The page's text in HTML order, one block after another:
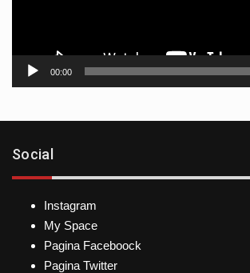
00:00
Social
Instagram
My Space
Pagina Faceboock
Pagina Twitter